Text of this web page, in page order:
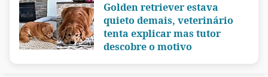
Golden retriever estava
quieto demais, veterinário
tenta explicar mas tutor
descobre o motivo